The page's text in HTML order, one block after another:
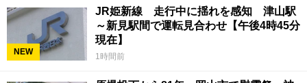
NEW
JR姫新線 走行中に揺れを感知 津山駅
～新見駅間で運転見合わせ【午後4時45分
現在】
1時間前